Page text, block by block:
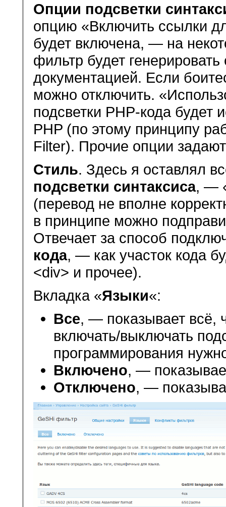
Опции подсветки
опцию «Включить ссылки
будет включена, — на
фильтр будет
документацией. Если
можно отключить.
подсветки PHP-кода будет
PHP (по этому принципу
Filter). Прочие опции
Стиль. Здесь я оставлял
подсветки синтаксиса, —
(перевод не вполне
в принципе можно
Отвечает за способ
кода, — как участок кода
<div> и прочее).
Вкладка «Языки«:
Все, — показывает всё,
включать/выключать
программирования
Включено, —
Отключено, —